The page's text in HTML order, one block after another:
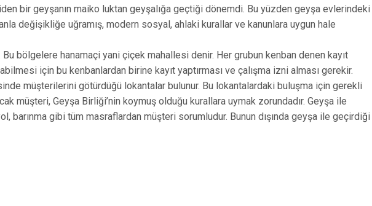
bir geyşanın maiko luktan geyşalığa geçtiği dönemdi. Bu yüzden geyşa evlerindeki
değişikliğe uğramış, modern sosyal, ahlaki kurallar ve kanunlara uygun hale
Bu bölgelere hanamaçi yani çiçek mahallesi denir. Her grubun kenban denen kayıt
için bu kenbanlardan birine kayıt yaptırması ve çalışma izni alması gerekir.
müşterilerini götürdüğü lokantalar bulunur. Bu lokantalardaki buluşma için gerekli
müşteri, Geyşa Birliği’nin koymuş olduğu kurallara uymak zorundadır. Geyşa ile
barınma gibi tüm masraflardan müşteri sorumludur. Bunun dışında geyşa ile geçirdiği